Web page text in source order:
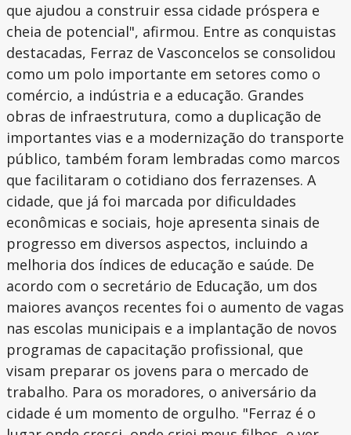
que ajudou a construir essa cidade próspera e
cheia de potencial", afirmou. Entre as conquistas
destacadas, Ferraz de Vasconcelos se consolidou
como um polo importante em setores como o
comércio, a indústria e a educação. Grandes
obras de infraestrutura, como a duplicação de
importantes vias e a modernização do transporte
público, também foram lembradas como marcos
que facilitaram o cotidiano dos ferrazenses. A
cidade, que já foi marcada por dificuldades
econômicas e sociais, hoje apresenta sinais de
progresso em diversos aspectos, incluindo a
melhoria dos índices de educação e saúde. De
acordo com o secretário de Educação, um dos
maiores avanços recentes foi o aumento de vagas
nas escolas municipais e a implantação de novos
programas de capacitação profissional, que
visam preparar os jovens para o mercado de
trabalho. Para os moradores, o aniversário da
cidade é um momento de orgulho. "Ferraz é o